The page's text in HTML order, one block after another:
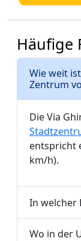
Häufige
Wie weit
Zentrum
Die Via
entspricht
km/h).
In welcher
Wo in der